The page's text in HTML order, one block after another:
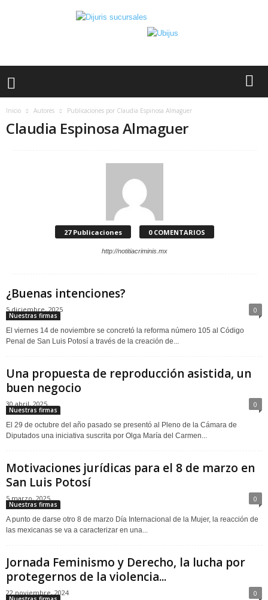
Inicio Autores Publicaciones por Claudia Espinosa Almaguer
Claudia Espinosa Almaguer
27 Publicaciones 0 COMENTARIOS
http://notitiacriminis.mx
¿Buenas intenciones?
5 diciembre, 2025 0
Nuestras firmas
El viernes 14 de noviembre se concretó la reforma número 105 al Código
Penal de San Luis Potosí a través de la creación de...
Una propuesta de reproducción asistida, un
buen negocio
30 abril, 2025 0
Nuestras firmas
El 29 de octubre del año pasado se presentó al Pleno de la Cámara de
Diputados una iniciativa suscrita por Olga María del Carmen...
Motivaciones jurídicas para el 8 de marzo en
San Luis Potosí
5 marzo, 2025 0
Nuestras firmas
A punto de darse otro 8 de marzo Día Internacional de la Mujer, la reacción de
las mexicanas se va a caracterizar en una...
Jornada Feminismo y Derecho, la lucha por
protegernos de la violencia...
22 noviembre, 2024 0